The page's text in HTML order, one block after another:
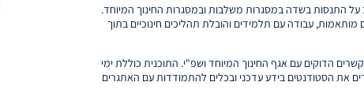
על התנסות בשדה במסגרות משלבות ובמסגרות החינוך המיוחד.
מותאמות, עבודה עם תלמידים והובלת תהליכים חינוכיים בתוך
הדוקים עם אגף החינוך המיוחד ושפ"י. התוכנית כוללת ימי
את הסטודנטים בידע עדכני ובכלים להתמודדות עם האתגרים